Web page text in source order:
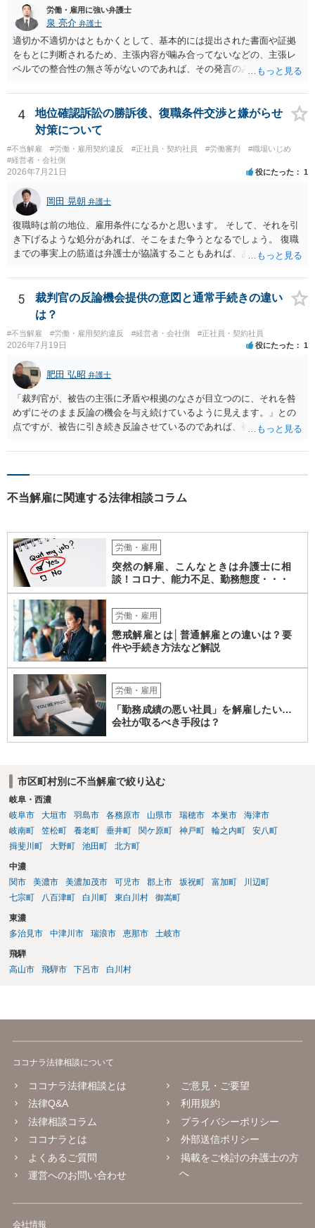
方がいれば一緒に相談してみるといいでしょう。
労働・雇用に強い弁護士
泉 亮介 弁護士
適切か不適切かはともかくとして、基本的には提出された書面や証拠
をもとに判断されるため、主張内容が噛み合ってないなどの、主張レ
ベルでの整合性の無さ等がないのであれば、その発言のみで大きく不
4
地位確認訴訟の勝訴後、復職条件交渉と嫌がらせ
対策について
#不当解雇 #労働・雇用契約違反 #正社員・契約社員 #労働審判
#職場いじめ
#経営者・会社側
2026年7月21日 役にたった 1
岡田 晃朝 弁護士
復職時は前の地位、雇用条件になるかと思います。 そして、それを引
き下げるような処分があれば、そこをまた争うとなるでしょう。 復職
までの事実上の筋道は弁護士が協議することもあれば、あなたがご自
ょうから、別途費用が発生することもありますが、出勤日時の設定く
らいならサービスでしてくれるかもしれません。
5
裁判官の反論機会提供の意図と通常手続きの違い
は？
#不当解雇 #労働・雇用契約違反 #経営者・会社側 #正社員・契約社員
2026年7月19日 役にたった 1
肥田 弘昭 弁護士
「裁判官が、被告の主張に矛盾や根拠のなさが目立つのに、それを咎
めずにそのまま反論の機会を与え続けているように見えます。」との
点ですが、被告に引き続き反論させているのであれば、被告の主張が
くしている場合があります。被告がこれ以上ありませんと言えば終わ
不当解雇に関連する法律相談コラム
労働・雇用
突然の解雇、こんなときは弁護士に相
談！コロナ、能力不足、勤務態度・・・
労働・雇用
懲戒解雇とは│普通解雇との違いは？要
件や手続き方法など解説
労働・雇用
「勤務成績の悪い社員」を解雇したい…
会社が取るべき手段は？
市区町村別に不当解雇で絞り込む
岐阜・西濃
岐阜市
大垣市 羽島市 各務原市 山県市 瑞穂市 本巣市
海津市
岐南町
笠松町 養老町 垂井町 関ケ原町 神戸町 輪之内町
安八町
揖斐川町
大野町 池田町 北方町
中濃
関市
美濃市 美濃加茂市 可児市 郡上市 坂祝町 富加町
川辺町
七宗町
八百津町 白川町 東白川村 御嵩町
東濃
多治見市
中津川市 瑞浪市 恵那市 土岐市
飛騨
高山市
飛騨市 下呂市 白川村
ココナラ法律相談について
ココナラ法律相談とは
法律Q&A
法律相談コラム
ココナラとは
よくあるご質問
運営へのお問い合わせ
ご意見・ご要望
利用規約
プライバシーポリシー
外部送信ポリシー
掲載をご検討の弁護士の方
へ
会社情報